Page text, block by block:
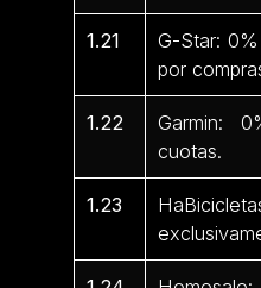
1.21
G-Star:
por
1.22
Garmin:
cuotas.
1.23